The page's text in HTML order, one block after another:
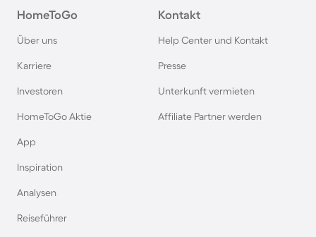
Angelurlaub an der Müritz
Angelurlaub in Bayern
Angelurlaub in Frankreich
Angelurlaub in Polen
HomeToGo
Über uns
Karriere
Investoren
HomeToGo Aktie
App
Inspiration
Analysen
Reiseführer
Kontakt
Help Center und Kontakt
Presse
Unterkunft vermieten
Affiliate Partner werden